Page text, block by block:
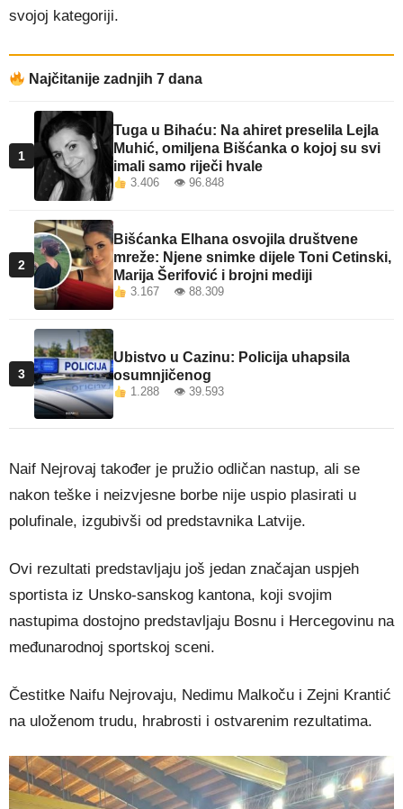
svojoj kategoriji.
Najčitanije zadnjih 7 dana
1
Tuga u Bihaću: Na ahiret preselila Lejla
Muhić, omiljena Bišćanka o kojoj su svi
imali samo riječi hvale
3.406 👁 96.848
2
Bišćanka Elhana osvojila društvene
mreže: Njene snimke dijele Toni Cetinski,
Marija Šerifović i brojni mediji
3.167 👁 88.309
3
Ubistvo u Cazinu: Policija uhapsila
osumnjičenog
1.288 👁 39.593
Naif Nejrovaj također je pružio odličan nastup, ali se
nakon teške i neizvjesne borbe nije uspio plasirati u
polufinale, izgubivši od predstavnika Latvije.
Ovi rezultati predstavljaju još jedan značajan uspjeh
sportista iz Unsko-sanskog kantona, koji svojim
nastupima dostojno predstavljaju Bosnu i Hercegovinu na
međunarodnoj sportskoj sceni.
Čestitke Naifu Nejrovaju, Nedimu Malkoču i Zejni Krantić
na uloženom trudu, hrabrosti i ostvarenim rezultatima.